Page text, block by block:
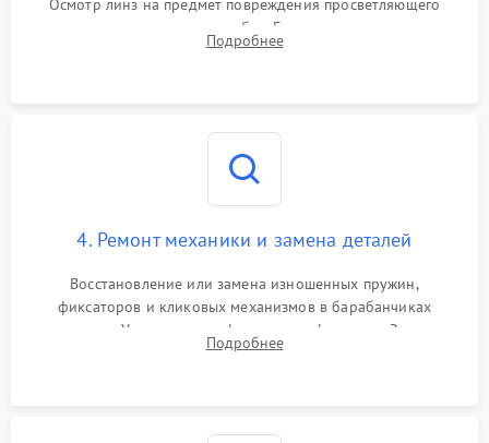
Осмотр линз на предмет повреждения просветляющего
покрытия или появления грибка. Бережная очистка стекол
спецрастворами. Проверка целостности гравированной
Подробнее
4. Ремонт механики и замена деталей
Восстановление или замена изношенных пружин,
фиксаторов и кликовых механизмов в барабанчиках
поправок. Устранение люфтов в трансфокаторе. Замена
поврежденных линз, разбитой сетки или восстановление
Подробнее